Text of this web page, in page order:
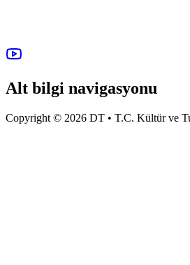
Alt bilgi navigasyonu
Copyright © 2026 DT • T.C. Kültür ve